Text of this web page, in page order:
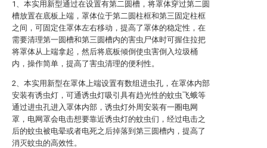
1、本实用新型通过在设置有第二圆槽，将罩体穿过第二圆
槽放置在底板上端，罩体位于第二圆柱框和第三固定柱框
之间，可固定住罩体左右移动，提高了罩体的稳定性，在
需要清理第一圆槽和第三圆槽内的害虫尸体时可握住拉把
将罩体从上端拿起，然后将底板倾倒使虫害倒入垃圾桶
内，操作简单，提高了害虫清理的便利性。
2、本实用新型在罩体上端设置有数组进虫孔，在罩体内部
安装有诱虫灯，可通诱虫灯吸引具有趋光性的蚊虫飞蛾等
通过进虫孔进入罩体内部，诱虫灯外周安装有一圈电网
罩，电网罩会电击想要靠近诱虫灯的蚊虫们，经过电击之
后的蚊虫被电晕或者电死之后掉落到第三圆槽内，提高了
消灭蚊虫的高效性。